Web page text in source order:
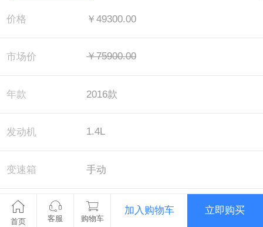
价格 ￥49300.00
市场价 ￥75900.00
年款 2016款
发动机 1.4L
变速箱 手动
配置 风尚版
首页 客服 购物车
加入购物车 立即购买